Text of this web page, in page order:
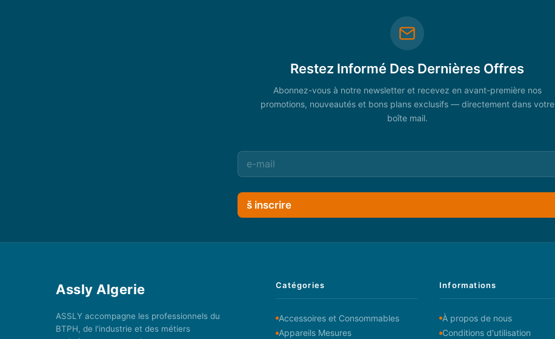
Restez Informé Des Dernières Offres
Abonnez-vous à notre newsletter et recevez en avant-première nos
promotions, nouveautés et bons plans exclusifs — directement dans votre
boîte mail.
š inscrire
Assly Algerie
ASSLY accompagne les professionnels du
BTPH, de l'industrie et des métiers
Catégories
Accessoires et Consommables
Appareils Mesures
Informations
À propos de nous
Conditions d'utilisation